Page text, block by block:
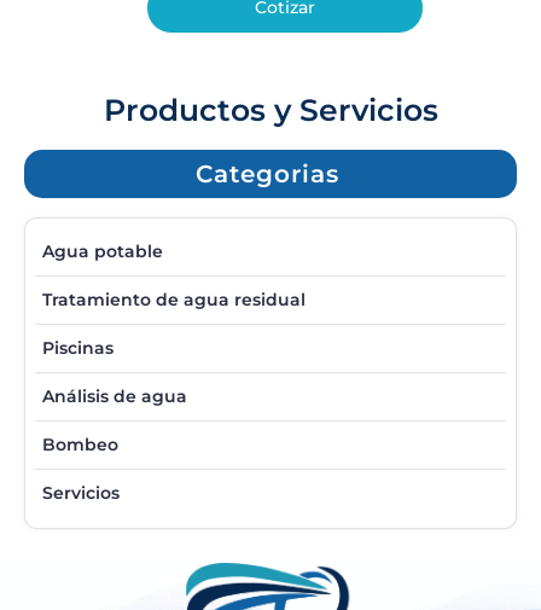
Cotizar
Productos y Servicios
Categorias
Agua potable
Tratamiento de agua residual
Piscinas
Análisis de agua
Bombeo
Servicios